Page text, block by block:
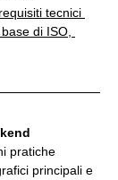
tecnici
di ISO,
pratiche
principali e